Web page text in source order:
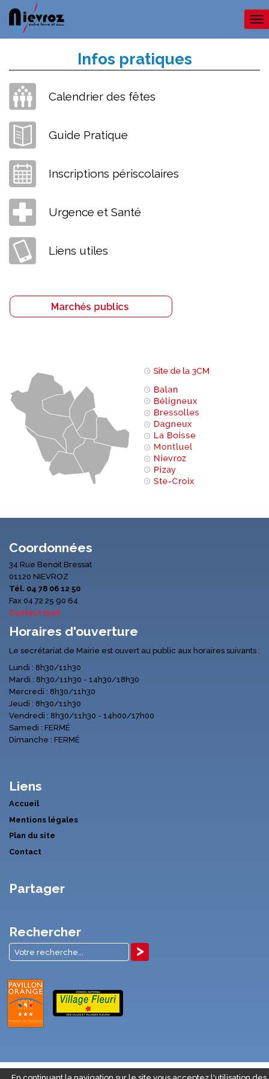
En continuant la navigation sur le site vous acceptez l'utilisation des
Infos pratiques
Calendrier des fêtes
Guide Pratique
Inscriptions périscolaires
Urgence et Santé
Liens utiles
Coordonnées
34 Rue Benoit Bressat
01120 NIEVROZ
Tél. 04 78 06 12 50
Fax 04 72 25 90 64
Contact mail
Horaires d'ouverture
Le secrétariat de Mairie est ouvert au public aux horaires suivants :
Lundi : 8h30/11h30
Mardi : 8h30/11h30 - 14h30/18h30
Mercredi : 8h30/11h30
Jeudi : 8h30/11h30
Vendredi : 8h30/11h30 - 14h00/17h00
Samedi : FERMÉ
Dimanche : FERMÉ
Liens
Accueil
Mentions légales
Plan du site
Contact
Partager
Rechercher